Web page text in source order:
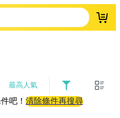
登入
最高人氣
吧！ 清除條件再搜尋